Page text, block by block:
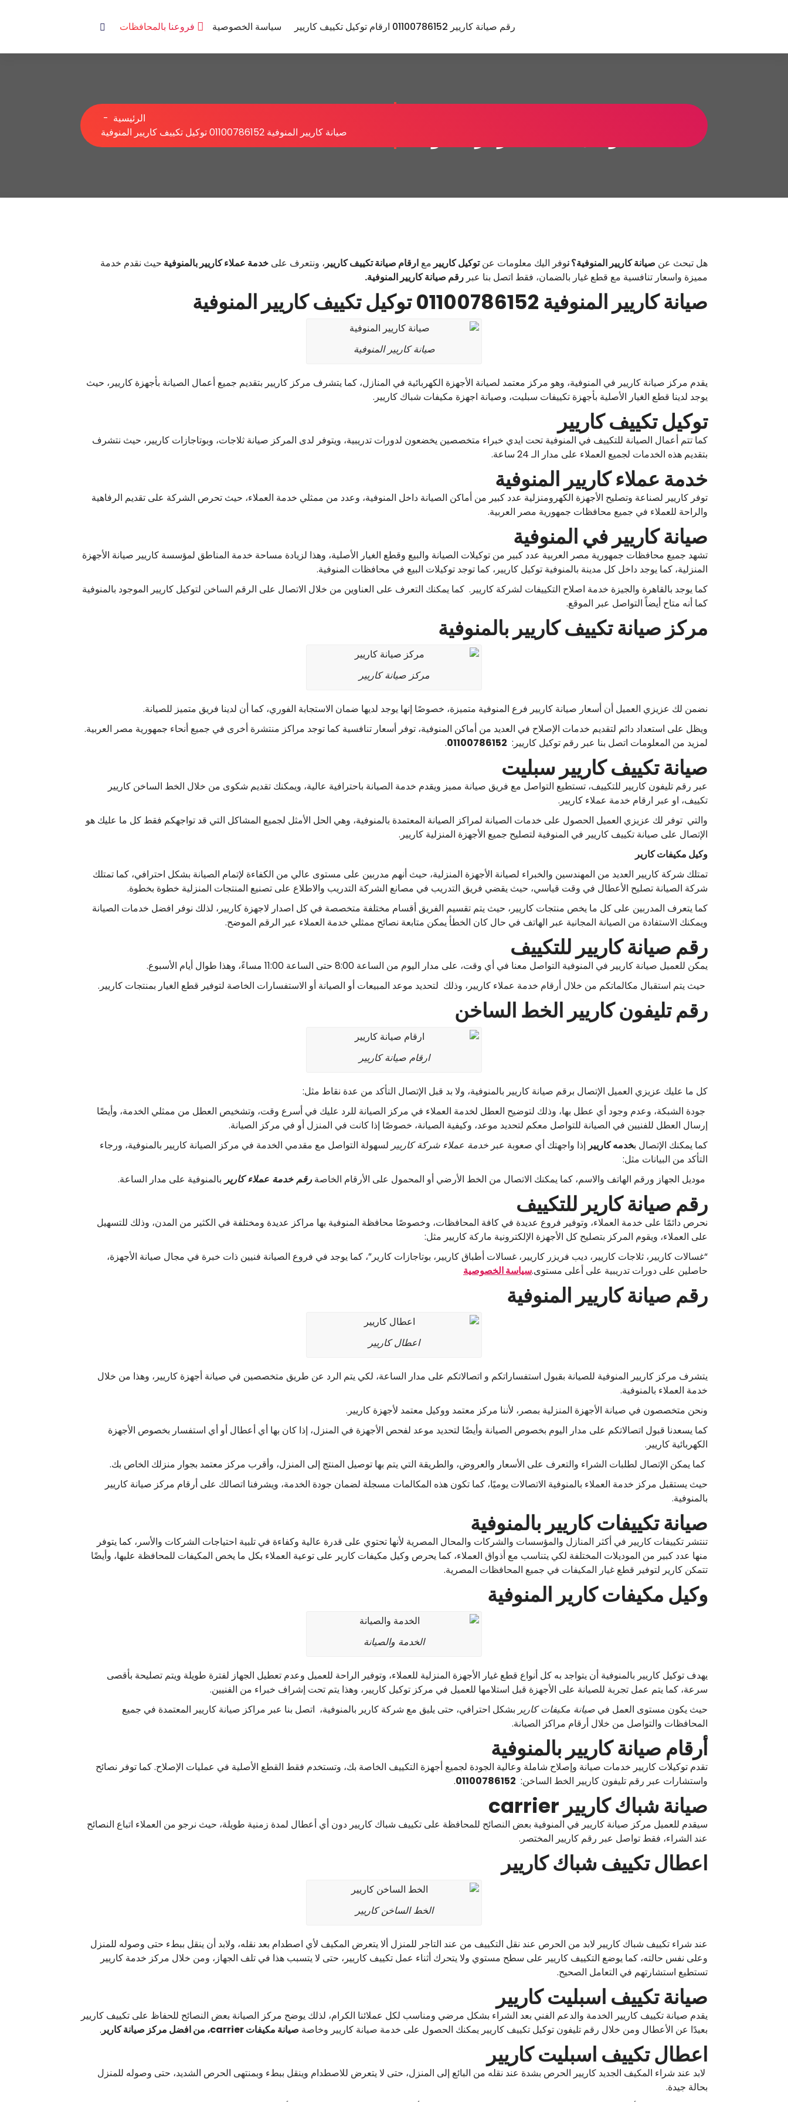
a
i
e
رقم صيانة كاريير 01100786152 ارقام توكيل تكييف كاريير سياسة الخصوصية فروعنا بالمحافظات
الرئيسية -
صيانة كاريير المنوفية 01100786152 توكيل تكييف كاريير المنوفية
هل تبحث عن صيانة كاريير المنوفية؟ نوفر اليك معلومات عنتوكيل كاريير مع ارقام صيانة تكييف كاريير، ونتعرف على خدمة عملاء كاريير بالمنوفية حيث نقدم خدمة
مميزة واسعار تنافسية مع قطع غيار بالضمان، فقط اتصل بنا عبر رقم صيانة كاريير المنوفية.
صيانة كاريير المنوفية 01100786152 توكيل تكييف كاريير المنوفية
صيانة كاريير المنوفية
يقدم مركز صيانة كاريير في المنوفية، وهو مركز معتمد لصيانة الأجهزة الكهربائية في المنازل، كما يتشرف مركز كاريير بتقديم جميع أعمال الصيانة بأجهزة كاريير، حيث
يوجد لدينا قطع الغيار الأصلية بأجهزة تكييفات سبليت، وصيانة اجهزة مكيفات شباك كاريير.
توكيل تكييف كاريير
كما تتم أعمال الصيانة للتكييف في المنوفية تحت ايدي خبراء متخصصين يخضعون لدورات تدريبية، ويتوفر لدى المركز صيانة ثلاجات، وبوتاجازات كاريير، حيث نتشرف
بتقديم هذه الخدمات لجميع العملاء على مدار الـ 24 ساعة.
خدمة عملاء كاريير المنوفية
توفر كاريير لصناعة وتصليح الأجهزة الكهرومنزلية عدد كبير من أماكن الصيانة داخل المنوفية، وعدد من ممثلي خدمة العملاء، حيث تحرص الشركة على تقديم الرفاهية
والراحة للعملاء في جميع محافظات جمهورية مصر العربية.
صيانة كاريير في المنوفية
تشهد جميع محافظات جمهورية مصر العربية عدد كبير من توكيلات الصيانة والبيع وقطع الغيار الأصلية، وهذا لزيادة مساحة خدمة المناطق لمؤسسة كاريير صيانة الأجهزة
المنزلية، كما يوجد داخل كل مدينة بالمنوفية توكيل كاريير، كما توجد توكيلات البيع في محافظات المنوفية.
كما يوجد بالقاهرة والجيزة خدمة اصلاح التكييفات لشركة كاريير. كما يمكنك التعرف على العناوين من خلال الاتصال على الرقم الساخن لتوكيل كاريير الموجود بالمنوفية
كما أنه متاح أيضاً التواصل عبر الموقع.
مركز صيانة تكييف كاريير بالمنوفية
مركز صيانة كاريير
نضمن لك عزيزي العميل أن أسعار صيانة كاريير فرع المنوفية متميزة، خصوصًا إنها يوجد لديها ضمان الاستجابة الفوري، كما أن لدينا فريق متميز للصيانة.
ويظل على استعداد دائم لتقديم خدمات الإصلاح في العديد من أماكن المنوفية، توفر أسعار تنافسية كما توجد مراكز منتشرة أخرى في جميع أنحاء جمهورية مصر العربية.
لمزيد من المعلومات اتصل بنا عبر رقم توكيل كاريير: 01100786152
.
صيانة تكييف كاريير سبليت
عبر رقم تليفون كاريير للتكييف، تستطيع التواصل مع فريق صيانة مميز ويقدم خدمة الصيانة باحترافية عالية، ويمكنك تقديم شكوى من خلال الخط الساخن كاريير
تكييف، او عبر ارقام خدمة عملاء كاريير.
والتي توفر لك عزيزي العميل الحصول على خدمات الصيانة لمراكز الصيانة المعتمدة بالمنوفية، وهي الحل الأمثل لجميع المشاكل التي قد تواجهكم فقط كل ما عليك هو
الإتصال على صيانة تكييف كاريير في المنوفية لتصليح جميع الأجهزة المنزلية كاريير.
وكيل مكيفات كارير
تمتلك شركة كاريير العديد من المهندسين والخبراء لصيانة الأجهزة المنزلية، حيث أنهم مدربين على مستوى عالي من الكفاءة لإتمام الصيانة بشكل احترافي، كما تمتلك
شركة الصيانة تصليح الأعطال في وقت قياسي، حيث يقضي فريق التدريب في مصانع الشركة التدريب والاطلاع على تصنيع المنتجات المنزلية خطوة بخطوة.
كما يتعرف المدربين على كل ما يخص منتجات كاريير، حيث يتم تقسيم الفريق أقسام مختلفة متخصصة في كل اصدار لاجهزة كاريير، لذلك نوفر افضل خدمات الصيانة
ويمكنك الاستفادة من الصيانة المجانية عبر الهاتف في حال كان الخطأ يمكن متابعة نصائح ممثلي خدمة العملاء عبر الرقم الموضح.
رقم صيانة كاريير للتكييف
يمكن للعميل صيانة كاريير في المنوفية التواصل معنا في أي وقت، على مدار اليوم من الساعة 8:00 حتى الساعة 11:00 مساءً، وهذا طوال أيام الأسبوع.
حيث يتم استقبال مكالماتكم من خلال أرقام خدمة عملاء كاريير، وذلك لتحديد موعد المبيعات أو الصيانة أو الاستفسارات الخاصة لتوفير قطع الغيار بمنتجات كاريير.
رقم تليفون كاريير الخط الساخن
ارقام صيانة كاريير
كل ما عليك عزيزي العميل الإتصال برقم صيانة كاريير بالمنوفية، ولا بد قبل الإتصال التأكد من عدة نقاط مثل:
جودة الشبكة، وعدم وجود أي عطل بها، وذلك لتوضيح العطل لخدمة العملاء في مركز الصيانة للرد عليك في أسرع وقت، وتشخيص العطل من ممثلي الخدمة، وأيضًا
إرسال العطل للفنيين في الصيانة للتواصل معكم لتحديد موعد، وكيفية الصيانة، خصوصًا إذا كانت في المنزل أو في مركز الصيانة.
كما يمكنك الإتصال بخدمه كاريير إذا واجهتك أي صعوبة عبر خدمة عملاء شركة كاريير لسهولة التواصل مع مقدمي الخدمة في مركز الصيانة كاريير بالمنوفية، ورجاء
التأكد من البيانات مثل:
موديل الجهاز ورقم الهاتف والاسم، كما يمكنك الاتصال من الخط الأرضي أو المحمول على الأرقام الخاصةرقم خدمة عملاء كارير بالمنوفية على مدار الساعة.
رقم صيانة كارير للتكييف
نحرص دائمًا على خدمة العملاء، وتوفير فروع عديدة في كافة المحافظات، وخصوصًا محافظة المنوفية بها مراكز عديدة ومختلفة في الكثير من المدن، وذلك للتسهيل
على العملاء، ويقوم المركز بتصليح كل الأجهزة الإلكترونية ماركة كاريير مثل:
“غسالات كاريير، ثلاجات كاريير، ديب فريزر كاريير، غسالات أطباق كاريير، بوتاجازات كارير”، كما يوجد في فروع الصيانة فنيين ذات خبرة في مجال صيانة الأجهزة،
حاصلين على دورات تدريبية على أعلى مستوى.سياسة الخصوصية
رقم صيانة كاريير المنوفية
اعطال كاريير
يتشرف مركز كاريير المنوفية للصيانة بقبول استفساراتكم و اتصالاتكم على مدار الساعة، لكي يتم الرد عن طريق متخصصين في صيانة أجهزة كاريير، وهذا من خلال
خدمة العملاء بالمنوفية.
ونحن متخصصون في صيانة الأجهزة المنزلية بمصر، لأننا مركز معتمد ووكيل معتمد لأجهزة كاريير.
كما يسعدنا قبول اتصالاتكم على مدار اليوم بخصوص الصيانة وأيضًا لتحديد موعد لفحص الأجهزة في المنزل، إذا كان بها أي أعطال أو أي استفسار بخصوص الأجهزة
الكهربائية كاريير.
كما يمكن الإتصال لطلبات الشراء والتعرف على الأسعار والعروض، والطريقة التي يتم بها توصيل المنتج إلى المنزل، وأقرب مركز معتمد بجوار منزلك الخاص بك.
حيث يستقبل مركز خدمة العملاء بالمنوفية الاتصالات يوميًا، كما تكون هذه المكالمات مسجلة لضمان جودة الخدمة، ويشرفنا اتصالك على أرقام مركز صيانة كاريير
بالمنوفية.
صيانة تكييفات كاريير بالمنوفية
تنتشر تكييفات كاريير في أكثر المنازل والمؤسسات والشركات والمحال المصرية لأنها تحتوي على قدرة عالية وكفاءة في تلبية احتياجات الشركات والأسر، كما يتوفر
منها عدد كبير من الموديلات المختلفة لكي يتناسب مع أذواق العملاء، كما يحرص وكيل مكيفات كارير على توعية العملاء بكل ما يخص المكيفات للمحافظة عليها، وأيضًا
تتمكن كارير لتوفير قطع غيار المكيفات في جميع المحافظات المصرية.
وكيل مكيفات كارير المنوفية
الخدمة والصيانة
يهدف توكيل كاريير بالمنوفية أن يتواجد به كل أنواع قطع غيار الأجهزة المنزلية للعملاء، وتوفير الراحة للعميل وعدم تعطيل الجهاز لفترة طويلة ويتم تصليحة بأقصى
سرعة، كما يتم عمل تجربة للصيانة على الأجهزة قبل استلامها للعميل في مركز توكيل كاريير، وهذا يتم تحت إشراف خبراء من الفنيين.
حيث يكون مستوى العمل في صيانة مكيفات كارير بشكل احترافي، حتى يليق مع شركة كارير بالمنوفية، اتصل بنا عبر مراكز صيانة كاريير المعتمدة في جميع
المحافظات والتواصل من خلال أرقام مراكز الصيانة.
أرقام صيانة كاريير بالمنوفية
تقدم توكيلات كاريير خدمات صيانة وإصلاح شاملة وعالية الجودة لجميع أجهزة التكييف الخاصة بك، وتستخدم فقط القطع الأصلية في عمليات الإصلاح. كما توفر نصائح
واستشارات عبر رقم تليفون كاريير الخط الساخن: 01100786152
.
صيانة شباك كاريير carrier
سيقدم للعميل مركز صيانة كاريير في المنوفية بعض النصائح للمحافظة على تكييف شباك كاريير دون أي أعطال لمدة زمنية طويلة، حيث نرجو من العملاء اتباع النصائح
عند الشراء، فقط تواصل عبر رقم كاريير المختصر.
اعطال تكييف شباك كاريير
الخط الساخن كاريير
عند شراء تكييف شباك كاريير لابد من الحرص عند نقل التكييف من عند التاجر للمنزل ألا يتعرض المكيف لأي اصطدام بعد نقله، ولابد أن ينقل ببطء حتى وصوله للمنزل
وعلى نفس حالته، كما يوضع التكييف كاريير على سطح مستوي ولا يتحرك أثناء عمل تكييف كاريير، حتى لا يتسبب هذا في تلف الجهاز، ومن خلال مركز خدمة كاريير
تستطيع استشارتهم في التعامل الصحيح.
صيانة تكييف اسبليت كاريير
يقدم صيانة تكييف كاريير الخدمة والدعم الفني بعد الشراء بشكل مرضي ومناسب لكل عملائنا الكرام، لذلك يوضح مركز الصيانة بعض النصائح للحفاظ على تكييف كاريير
بعيدًا عن الأعطال ومن خلال رقم تليفون توكيل تكييف كاريير يمكنك الحصول على خدمة صيانة كاريير وخاصة صيانة مكيفات carrier، من افضل مركز صيانة كارير .
اعطال تكييف اسبليت كاريير
لابد عند شراء المكيف الجديد كاريير الحرص بشدة عند نقله من البائع إلى المنزل، حتى لا يتعرض للاصطدام وينقل ببطء وبمنتهى الحرص الشديد، حتى وصوله للمنزل
بحالة جيدة.